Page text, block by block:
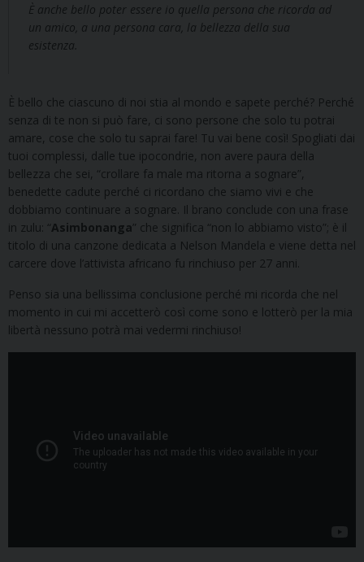
È anche bello poter essere io quella persona che ricorda ad
un amico, a una persona cara, la bellezza della sua
esistenza.
È bello che ciascuno di noi stia al mondo e sapete perché? Perché
senza di te non si può fare, ci sono persone che solo tu potrai
amare, cose che solo tu saprai fare! Tu vai bene così! Spogliati dai
tuoi complessi, dalle tue ipocondrie, non avere paura della
bellezza che sei, “crollare fa male ma ritorna a sognare”,
benedette cadute perché ci ricordano che siamo vivi e che
dobbiamo continuare a sognare. Il brano conclude con una frase
in zulu: “Asimbonanga” che significa “non lo abbiamo visto”; è il
titolo di una canzone dedicata a Nelson Mandela e viene detta nel
carcere dove l’attivista africano fu rinchiuso per 27 anni.
Penso sia una bellissima conclusione perché mi ricorda che nel
momento in cui mi accetterò così come sono e lotterò per la mia
libertà nessuno potrà mai vedermi rinchiuso!